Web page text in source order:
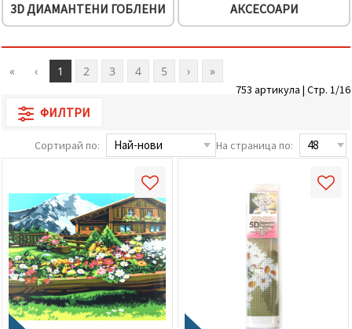
3D ДИАМАНТЕНИ ГОБЛЕНИ АКСЕСОАРИ
« ‹ 1 2 3 4 5 › »
753 артикула | Стр. 1/16
ФИЛТРИ
Сортирай по: На страница по: